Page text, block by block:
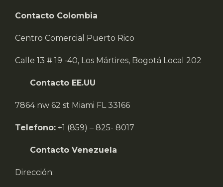
Contacto Colombia
Centro Comercial Puerto Rico
Calle 13 # 19 -40, Los Mártires, Bogotá Local 202
Contacto EE.UU
7864 nw 62 st Miami FL 33166
Telefono: +1 (859) – 825- 8017
Contacto Venezuela
Dirección: